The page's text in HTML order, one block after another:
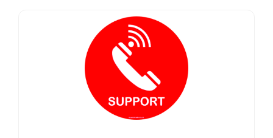
mehrere
Varianten
auf.
Die
Optionen
können